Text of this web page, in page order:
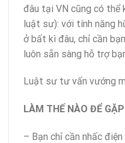
đâu tại VN cũng có thể
luật sư): với tính năng
ở bất kì đâu, chỉ cần
luôn sẵn sàng hỗ trợ
Luật sư tư vấn vướng
LÀM THẾ NÀO ĐỂ
– Bạn chỉ cần nhấc